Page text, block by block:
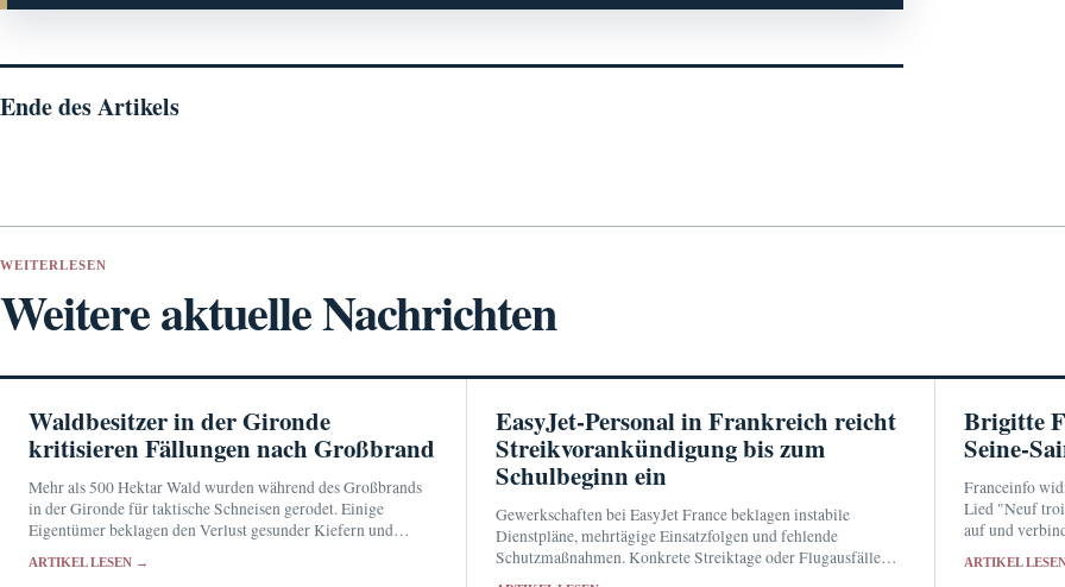
Ende des Artikels
WEITERLESEN
Weitere aktuelle Nachrichten
Waldbesitzer in der Gironde
kritisieren Fällungen nach Großbrand
Mehr als 500 Hektar Wald wurden während des Großbrands
in der Gironde für taktische Schneisen gerodet. Einige
Eigentümer beklagen den Verlust gesunder Kiefern und
Entschädigungen.
ARTIKEL LESEN →
EasyJet-Personal in Frankreich reicht
Streikvorankündigung bis zum
Schulbeginn ein
Gewerkschaften bei EasyJet France beklagen instabile
Dienstpläne, mehrtägige Einsatzfolgen und fehlende
Schutzmaßnahmen. Konkrete Streiktage oder Flugausfälle
Brigitte
Seine-
Franceinfo
Lied "Neuf
auf und
ARTIKEL